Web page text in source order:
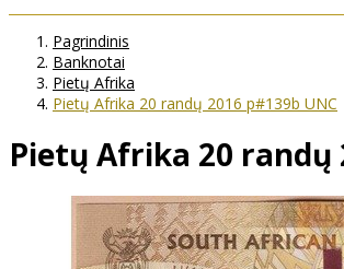
Pagrindinis
Banknotai
Pietų Afrika
Pietų Afrika 20 randų 2016 p#139b UNC
Pietų Afrika 20 randų